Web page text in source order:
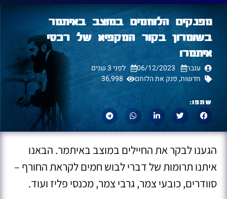
מפנקים הלוחמים במוצב באיתמר
בשומרון בקור המקפיא של רכסי
איתמר!
ענבר 06/12/2023
לפני 3 שנים
חדשות,פנק את הלוחם 36,998
שתפו:
הגענו לבקר את החיילים במוצב באיתמר. הבאנו
איתנו תרומות של דברי לבוש חמים לקראת החורף –
סוודרים, כובעי צמר, גרבי צמר, מכנסי פליז ועוד.